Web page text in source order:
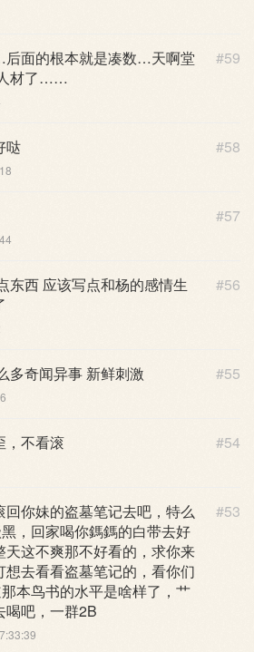
#59
面的根本就是凑数…天啊堂
材了……
#58
哒
#57
#56
东西 应该写点和杨的感情生
#55
多奇闻异事 新鲜刺激
#54
，不看滚
#53
你妹的盗墓笔记去吧，特么
，回家喝你鎷鎷的白带去好
这不爽那不好看的，求你来
去看看盗墓笔记的，看你们
本鸟书的水平是啥样了，艹
喝吧，一群2B